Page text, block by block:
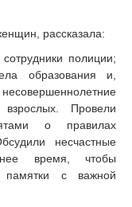
рассказала:
полиции;
образования и,
Провели
о правилах
несчастные
время, чтобы
памятки с важной